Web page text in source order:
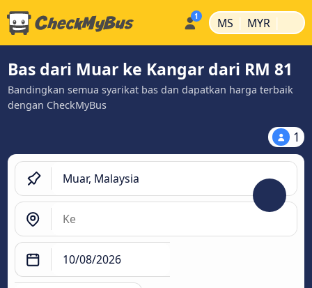
MS | MYR |
Bas dari Muar ke Kangar dari RM 81
Bandingkan semua syarikat bas dan dapatkan harga terbaik
dengan CheckMyBus
1